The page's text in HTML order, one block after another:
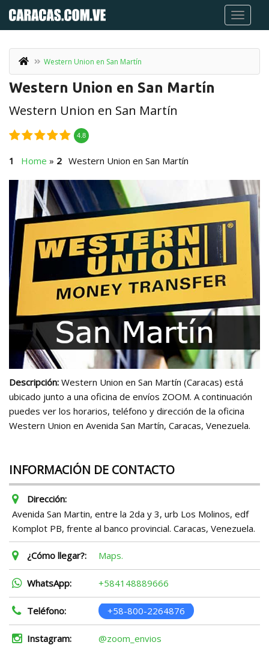
Western Union en San Martín
Western Union en San Martín
Western Union en San Martín
4.8
Home » Western Union en San Martín
Descripción: Western Union en San Martín (Caracas) está
ubicado junto a una oficina de envíos ZOOM. A continuación
puedes ver los horarios, teléfono y dirección de la oficina
Western Union en Avenida San Martín, Caracas, Venezuela.
INFORMACIÓN DE CONTACTO
Dirección:
Avenida San Martin, entre la 2da y 3, urb Los Molinos, edf
Komplot PB, frente al banco provincial. Caracas, Venezuela.
¿Cómo llegar?: Maps.
WhatsApp: +584148889666
Teléfono: +58-800-2264876
Instagram: @zoom_envios